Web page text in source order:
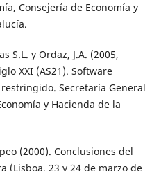
Consejería de Economía y
S.L. y Ordaz, J.A. (2005,
XXI (AS21). Software
Secretaría General
y Hacienda de la
(2000). Conclusiones del
(Lisboa, 23 y 24 de marzo de